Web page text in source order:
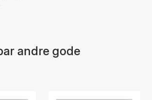
andre gode